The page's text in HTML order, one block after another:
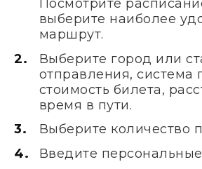
Посмотрите
выберите наиболее
маршрут.
Выберите город или
отправления, система
стоимость билета,
время в пути.
Выберите количество
Введите